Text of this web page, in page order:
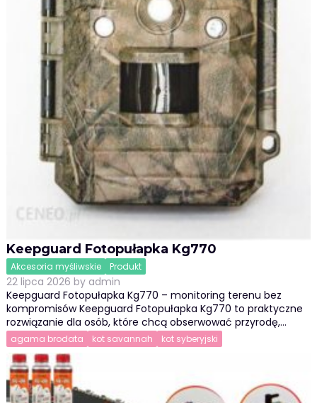
Keepguard Fotopułapka Kg770
Akcesoria myśliwskie Produkt
22 lipca 2026 by admin
Keepguard Fotopułapka Kg770 – monitoring terenu bez
kompromisów Keepguard Fotopułapka Kg770 to praktyczne
rozwiązanie dla osób, które chcą obserwować przyrodę,…
agama brodata kot savannah kot syberyjski